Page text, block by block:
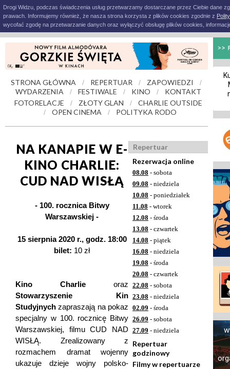
Drogi Widzu, podczas świadczenia usług przetwarzamy dostarczane przez Ciebie dane
prawach. Informujemy również, że nasza strona korzysta z plików cookies zgodnie z
wycofać zgodę na przetwarzanie danych oraz wyłączyć obsługę plików cookies,
STRONA GŁÓWNA / REPERTUAR / ZAPOWIEDZI /
WYDARZENIA / FESTIWALE / KINO /
KONTAKT
FOTORELACJE
/ ZŁOTY GLAN / CHARLIE OUTSIDE
/ OPEN CINEMA / POLITYKA RODO
NA KANAPIE W E-
KINO CHARLIE:
CUD NAD WISŁĄ
- 100. rocznica Bitwy
Warszawskiej -
15 sierpnia 2020 r., godz. 18:00
bilet: 10 zł
Kino Charlie oraz
Stowarzyszenie Kin
Studyjnych zapraszają na pokaz
specjalny w 100. rocznicę Bitwy
Warszawskiej, filmu CUD NAD
WISŁĄ. Zrealizowany z
rozmachem dramat wojenny
ukazuje dzieje wojny polsko-
Repertuar
Rezerwacja online
08.08 - sobota
09.08 - niedziela
10.08 - poniedziałek
11.08 - wtorek
12.08 - środa
13.08 - czwartek
14.08 - piątek
16.08 - niedziela
19.08 - środa
20.08 - czwartek
22.08 - sobota
23.08 - niedziela
02.09 - środa
26.09 - sobota
27.09 - niedziela
Repertuar
godzinowy
Filmy w repertuarze